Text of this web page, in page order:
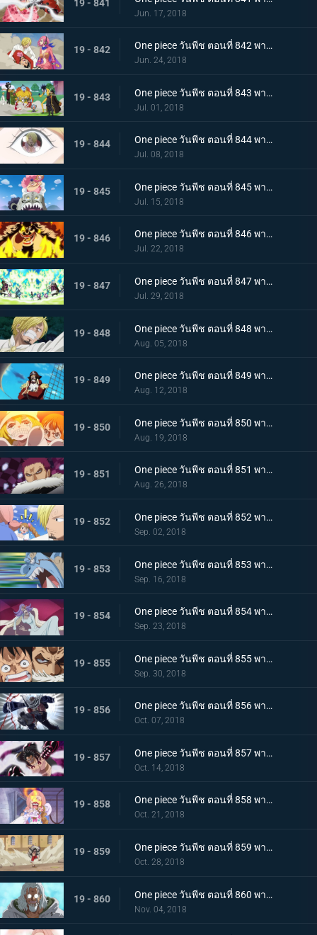
19 - 841
Jun. 17, 2018
19 - 842 One piece วันพีช ตอนที่ 842 พากย์ไทย เริ่มบทลงโทษ อวสานลูฟี่และพวกพ้อง!
Jun. 24, 2018
19 - 843 One piece วันพีช ตอนที่ 843 พากย์ไทย ปราสาทพังทลาย พวกลูฟี่เปิดฉากการหนีอีกครั้ง!
Jul. 01, 2018
19 - 844 One piece วันพีช ตอนที่ 844 พากย์ไทย หอกแห่งเอลบัฟ! การโจมตีจากบนฟ้าของบิ๊กมัม!
Jul. 08, 2018
19 - 845 One piece วันพีช ตอนที่ 845 พากย์ไทย การตัดสินใจของพุดดิ้ง! ป่าล่อลวง! ที่อยู่ในกองเพลิง
Jul. 15, 2018
19 - 846 One piece วันพีช ตอนที่ 846 พากย์ไทย สายฟ้าโต้กลับ! นามิและเมฆสายฟ้าซุส!
Jul. 22, 2018
19 - 847 One piece วันพีช ตอนที่ 847 พากย์ไทย เจอกันอีกครั้งโดยบังเอิญ! ซันจิและพุดดิ้งชั่วร้ายที่กำลังตกหลุมรัก!
Jul. 29, 2018
19 - 848 One piece วันพีช ตอนที่ 848 พากย์ไทย ปกป้องซันนี่! การต่อสู้อย่างสุดกำลัง! ช็อปเปอร์และบรู๊ค!
Aug. 05, 2018
19 - 849 One piece วันพีช ตอนที่ 849 พากย์ไทย ก่อนจะย่ำรุ่ง! หัวหน้ากลุ่มผู้พิทักษ์ เปโดร
Aug. 12, 2018
19 - 850 One piece วันพีช ตอนที่ 850 พากย์ไทย ต้องกลับไปแน่นอน การออกเรือโดยมีชีวิตเป็นเดิมพันของลูฟี่!
Aug. 19, 2018
19 - 851 One piece วันพีช ตอนที่ 851 พากย์ไทย ชายผู้มีค่าหัวพันล้าน! 1 ใน 3 ขุนพลสุดแกร่ง คาตาคุริ
Aug. 26, 2018
19 - 852 One piece วันพีช ตอนที่ 852 พากย์ไทย เปิดฉากศึกอันดุเดือด ลูฟี่ ปะทะ คาตาคุริ
Sep. 02, 2018
19 - 853 One piece วันพีช ตอนที่ 853 พากย์ไทย กรีนรูม! นายท้ายเรือไร้พ่าย จินเบ!
Sep. 16, 2018
19 - 854 One piece วันพีช ตอนที่ 854 พากย์ไทย การคุกคามของตัวตุ่น ความนิ่ง และการต่อสู้ของลูฟี่
Sep. 23, 2018
19 - 855 One piece วันพีช ตอนที่ 855 พากย์ไทย ศึกตัดสินที่เดิมพันด้วยชีวิต คาตาคุริเริ่มเกรี้ยวกราด!
Sep. 30, 2018
19 - 856 One piece วันพีช ตอนที่ 856 พากย์ไทย ความลับต้องห้าม! เมริเอนด้าของคาตาคุริ!
Oct. 07, 2018
19 - 857 One piece วันพีช ตอนที่ 857 พากย์ไทย การโต้กลับของลูฟี่! จุดอ่อนของคาตาคุริผู้ไร้เทียมทาน
Oct. 14, 2018
19 - 858 One piece วันพีช ตอนที่ 858 พากย์ไทย เข้าตาจนอีกครั้ง! เกียร์ 4 vs โดนัทไร้เทียมทาน!
Oct. 21, 2018
19 - 859 One piece วันพีช ตอนที่ 859 พากย์ไทย ชิฟฟ่อน! ผู้ต่อต้าน แผนการยิ่งใหญ่ในการลำเลียงเค้กของซันจิ
Oct. 28, 2018
19 - 860 One piece วันพีช ตอนที่ 860 พากย์ไทย วิถีลูกผู้ชาย! การตัดสินใจของกัปตันเบจและลูฟี่
Nov. 04, 2018